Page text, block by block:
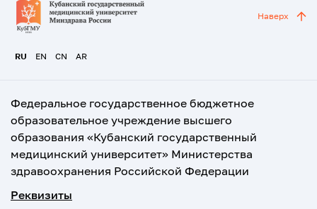
RU EN CN AR
Наверх
Федеральное государственное бюджетное
образовательное учреждение высшего
образования «Кубанский государственный
медицинский университет» Министерства
здравоохранения Российской Федерации
Реквизиты